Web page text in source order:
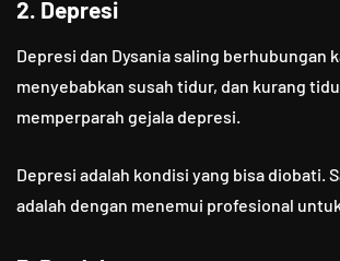
2. Depresi
Depresi dan Dysania saling berhubungan
menyebabkan susah tidur, dan kurang
memperparah gejala depresi.
Depresi adalah kondisi yang bisa diobati.
adalah dengan menemui profesional